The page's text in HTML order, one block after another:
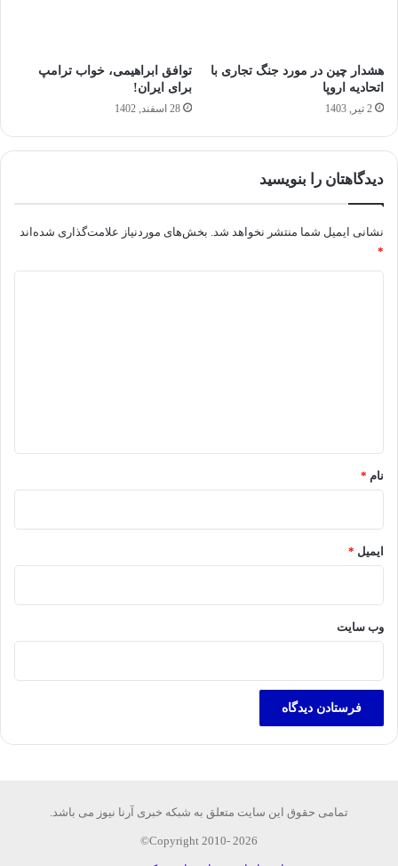
هشدار چین در مورد جنگ تجاری با
اتحادیه اروپا
2 تیر, 1403
توافق ابراهیمی، خواب ترامپ
برای ایران!
28 اسفند, 1402
دیدگاهتان را بنویسید
نشانی ایمیل شما منتشر نخواهد شد. بخش‌های موردنیاز علامت‌گذاری شده‌اند
*
نام *
ایمیل *
وب‌ سایت
تمامی حقوق این سایت متعلق به شبکه خبری آرنا نیوز می باشد.
Copyright 2010- 2026©